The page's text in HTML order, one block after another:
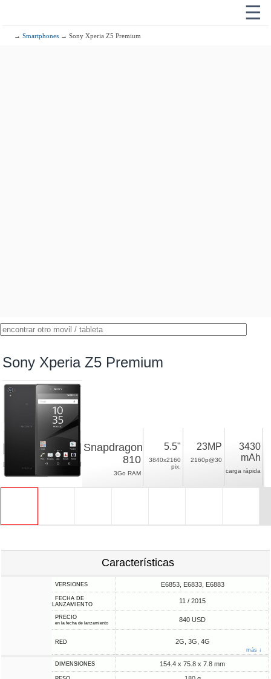
☰
→Smartphones → Sony Xperia Z5 Premium
Sony Xperia Z5 Premium
Snapdragon
810
3Go RAM
5.5"
3840x2160
pix.
23MP
2160p@30
3430
mAh
carga rápida
Características
VERSIONES E6853, E6833, E6883
FECHA DE
LANZAMIENTO
11 / 2015
PRECIO
en la fecha de lanzamiento 840 USD
RED 2G, 3G, 4G
más ↓
DIMENSIONES 154.4 x 75.8 x 7.8 mm